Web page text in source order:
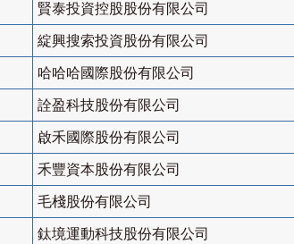
賢泰投資控股股份有限公司
綻興搜索投資股份有限公司
哈哈哈國際股份有限公司
詮盈科技股份有限公司
啟禾國際股份有限公司
禾豐資本股份有限公司
毛棧股份有限公司
鈦境運動科技股份有限公司